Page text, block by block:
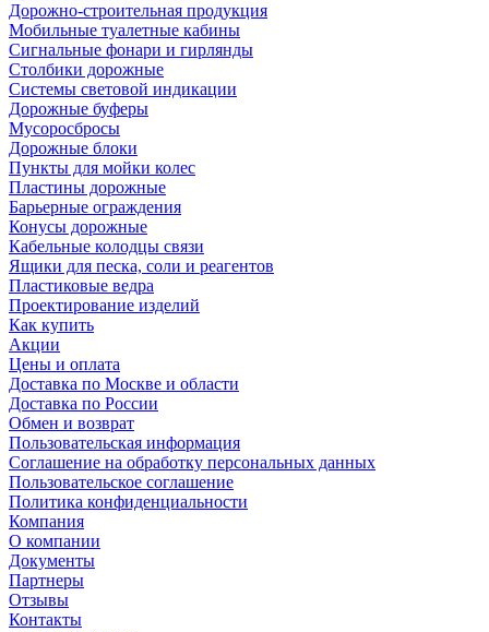
Дорожно-строительная продукция
Мобильные туалетные кабины
Сигнальные фонари и гирлянды
Столбики дорожные
Системы световой индикации
Дорожные буферы
Мусоросбросы
Дорожные блоки
Пункты для мойки колес
Пластины дорожные
Барьерные ограждения
Конусы дорожные
Кабельные колодцы связи
Ящики для песка, соли и реагентов
Пластиковые ведра
Проектирование изделий
Как купить
Акции
Цены и оплата
Доставка по Москве и области
Доставка по России
Обмен и возврат
Пользовательская информация
Соглашение на обработку персональных данных
Пользовательское соглашение
Политика конфиденциальности
Компания
О компании
Документы
Партнеры
Отзывы
Контакты